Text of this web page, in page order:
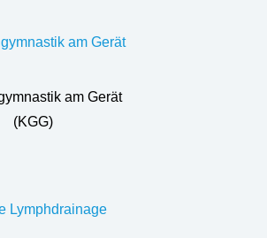
am Gerät
(KGG)